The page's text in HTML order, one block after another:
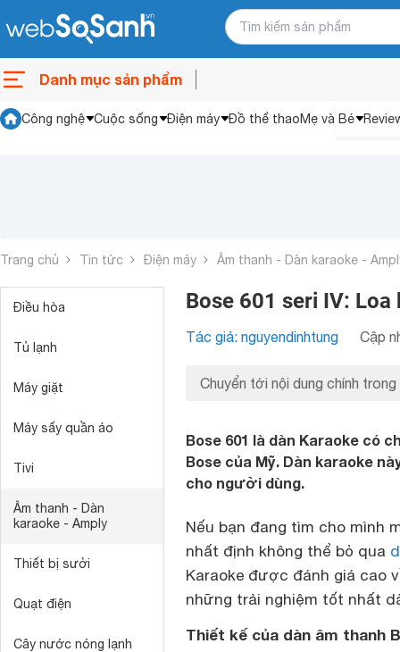
Danh mục sản phẩm
Công nghệ Cuộc sống Điện máy Đồ thể thaoMẹ và Bé
Trang chủ Tin tức Điện máy Âm thanh - Dàn karaoke -
Điều hòa
Tủ lạnh
Máy giặt
Máy sấy quần áo
Tivi
Âm thanh - Dàn
karaoke - Amply
Thiết bị sưởi
Quạt điện
Cây nước nóng lạnh
Bose 601 seri IV:
Tác giả: nguyendinhtung Cập
Chuyển tới nội dung chính trong
Bose 601 là dàn Karaoke có
Bose của Mỹ. Dàn karaoke
cho người dùng.
Nếu bạn đang tìm cho mình
nhất định không thể bỏ qua
Karaoke được đánh giá cao
những trải nghiệm tốt nhất
Thiết kế của dàn âm thanh